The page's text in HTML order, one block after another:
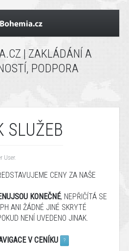
| ZAKLÁDÁNÍ A
PODPORA
SLUŽEB
User.
CENY ZA NAŠE
JSOU KONEČNÉ, NEPŘIČÍTÁ SE
ANI ŽÁDNÉ JINÉ SKRYTÉ
NENÍ UVEDENO JINAK.
V CENÍKU ?